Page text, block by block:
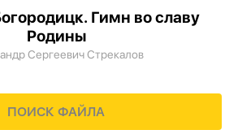
Гимн во славу
Родины
Сергеевич Стрекалов
ПОИСК ФАЙЛА